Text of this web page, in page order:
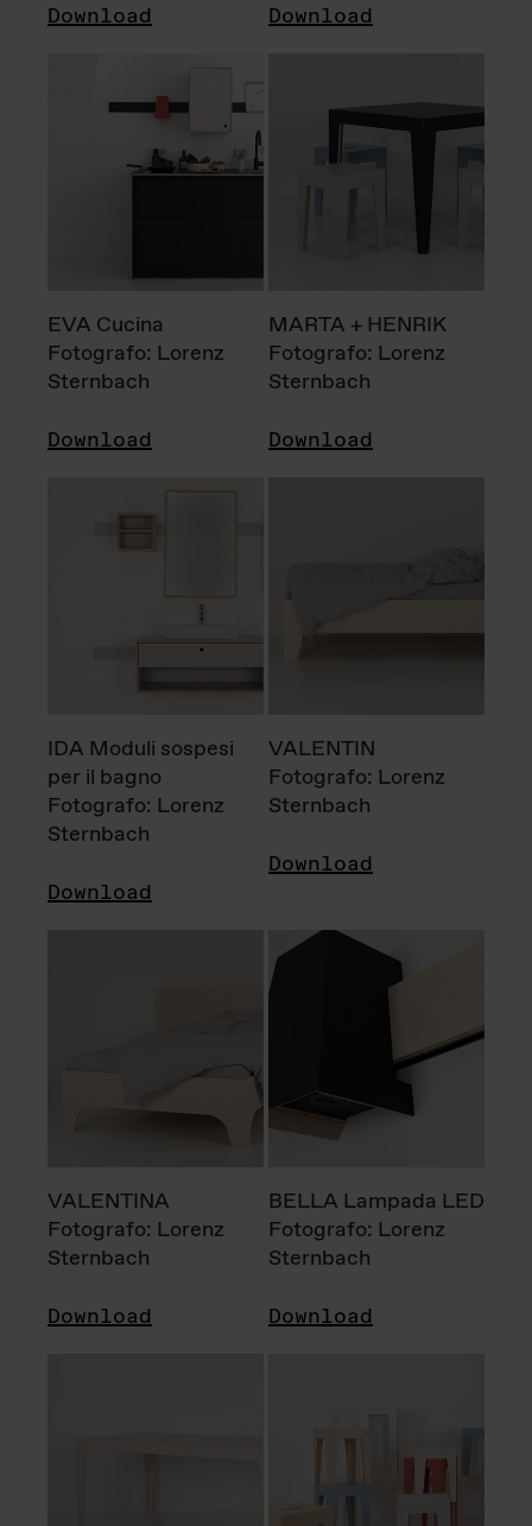
Download Download
EVA Cucina
Fotografo: Lorenz
Sternbach
Download
MARTA + HENRIK
Fotografo: Lorenz
Sternbach
Download
IDA Moduli sospesi
per il bagno
Fotografo: Lorenz
Sternbach
Download
VALENTIN
Fotografo: Lorenz
Sternbach
Download
VALENTINA
Fotografo: Lorenz
Sternbach
Download
BELLA Lampada LED
Fotografo: Lorenz
Sternbach
Download